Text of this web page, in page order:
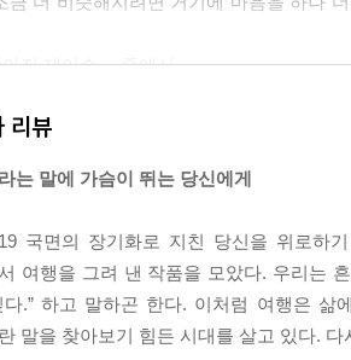
지 제이슨」 중에서
에 앉아 캔 맥주를 앞에 놓고 그런 인간
두가 죽는다는 사실만이 우리를 구원한다
자신이 있는 곳에서 자연스럽게 살아가
건 개의치 않는다는 투였다. 타임스스퀘
다’고 말할 수밖에 없는 방식으로, 하루오
리뷰
는 말에 가슴이 뛰는 당신에게
국면의 장기화로 지친 당신을 위로하
여행을 그려 낸 작품을 모았다. 우리는
다.” 하고 말하곤 한다. 이처럼 여행은
말을 찾아보기 힘든 시대를 살고 있다.